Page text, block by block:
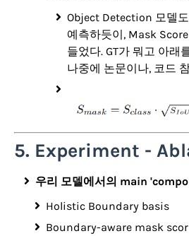
Object Detection 모델
예측하듯이, Mask
들었다. GT가 뭐고 아래
나중에 논문이나, 코드
5. Experiment -
우리 모델에서의 main
Holistic Boundary basis
Boundary-aware mask